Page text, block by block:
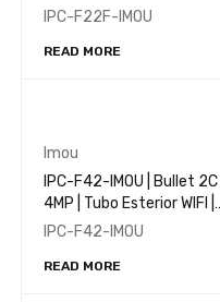
1/2.9'' ICR | 2.0 MP |
IPC-F22F-IMOU
READ MORE
Imou
IPC-F42-IMOU | Bullet 2C
4MP | Tubo Esterior WIFI |
CMOS 1/2.7'' ICR | 4.0 MP |
IPC-F42-IMOU
READ MORE